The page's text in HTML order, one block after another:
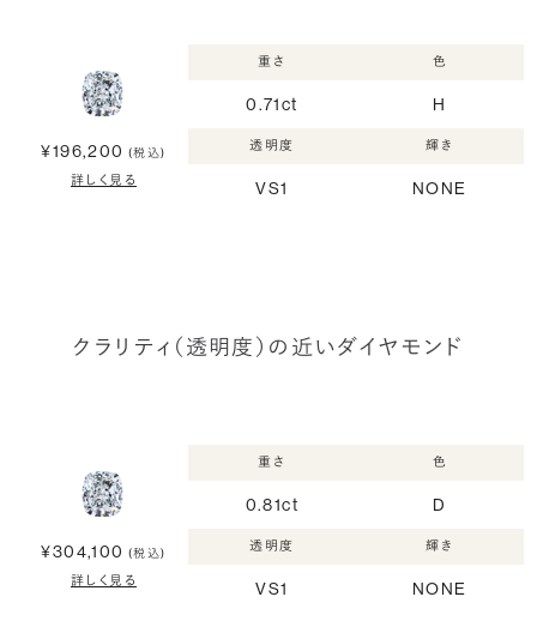
¥196,200 (税込)
詳しく見る
重さ
0.71ct
色
H
透明度
VS1
輝き
NONE
クラリティ（透明度）の近いダイヤモンド
¥304,100 (税込)
詳しく見る
重さ
0.81ct
色
D
透明度
VS1
輝き
NONE